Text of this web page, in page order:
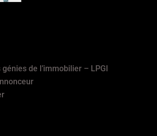
de l’immobilier – LPGI